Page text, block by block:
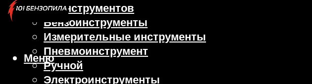
Виды инструментов
Бензоинструменты
Измерительные инструменты
Пневмоинструмент
Ручной
Электроинструменты
Меню